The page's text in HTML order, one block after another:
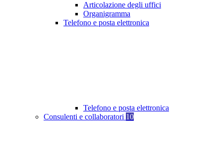
Articolazione degli uffici
Organigramma
Telefono e posta elettronica
Telefono e posta elettronica
Consulenti e collaboratori 10